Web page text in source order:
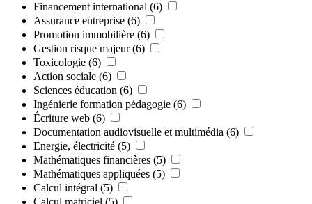
Financement international (6)
Assurance entreprise (6)
Promotion immobilière (6)
Gestion risque majeur (6)
Toxicologie (6)
Action sociale (6)
Sciences éducation (6)
Ingénierie formation pédagogie (6)
Écriture web (6)
Documentation audiovisuelle et multimédia (6)
Energie, électricité (5)
Mathématiques financières (5)
Mathématiques appliquées (5)
Calcul intégral (5)
Calcul matriciel (5)